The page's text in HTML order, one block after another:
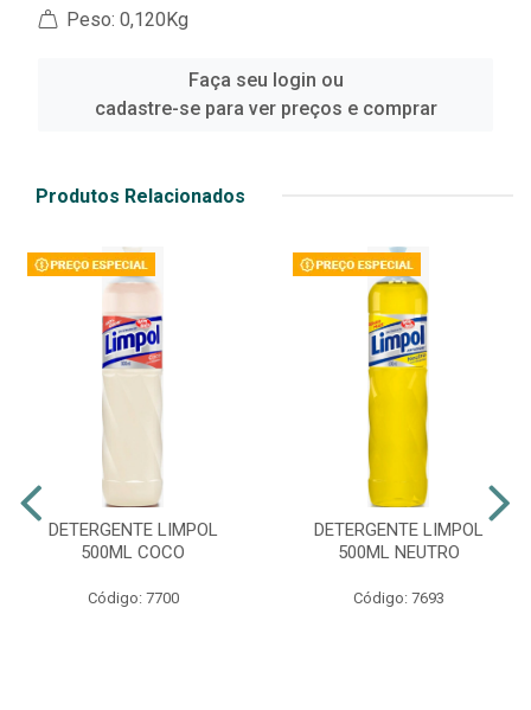
Peso: 0,120Kg
Faça seu login ou
cadastre-se para ver preços e comprar
Produtos Relacionados
DETERGENTE LIMPOL
500ML COCO
Código: 7700
DETERGENTE LIMPOL
500ML NEUTRO
Código: 7693